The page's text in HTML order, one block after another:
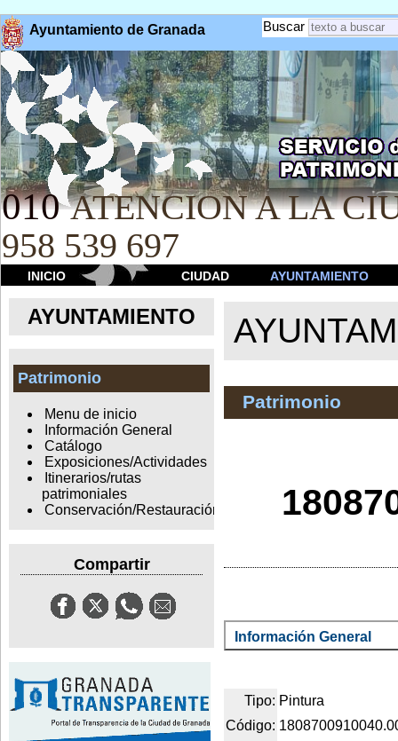
Ayuntamiento de Granada Buscar
010 ATENCION A LA
958 539 697
INICIO CIUDAD AYUNTAMIENTO
AYUNTAMIENTO
Patrimonio
Menu de inicio
Información General
Catálogo
Exposiciones/Actividades
Itinerarios/rutas
patrimoniales
Conservación/Restauración
Compartir
Patrimonio
Información General
Tipo: Pintura
Código: